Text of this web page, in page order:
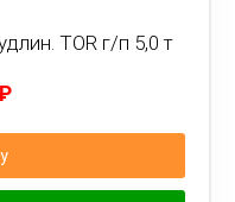
TOR г/п 5,0 т